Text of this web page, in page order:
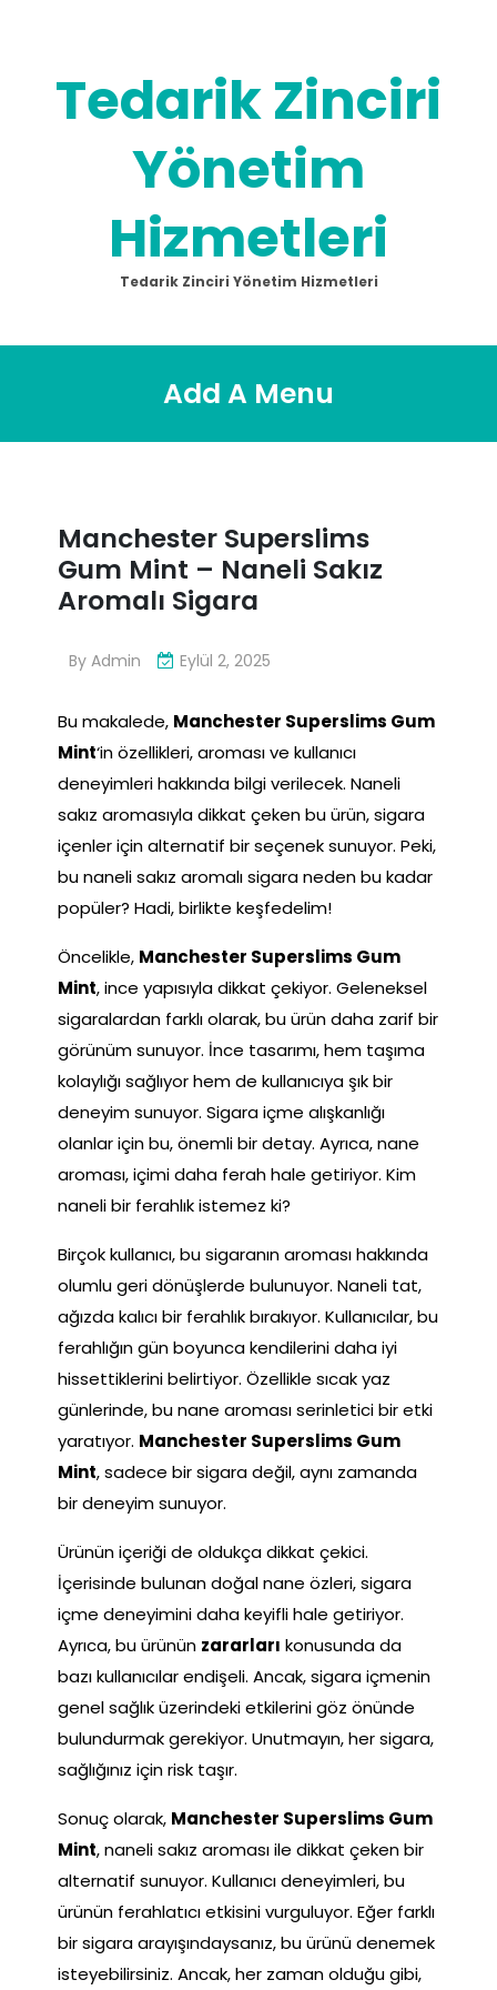
Tedarik Zinciri
Yönetim
Hizmetleri
Tedarik Zinciri Yönetim Hizmetleri
Add A Menu
Manchester Superslims
Gum Mint – Naneli Sakız
Aromalı Sigara
By Admin Eylül 2, 2025
Bu makalede, Manchester Superslims Gum
Mint‘in özellikleri, aroması ve kullanıcı
deneyimleri hakkında bilgi verilecek. Naneli
sakız aromasıyla dikkat çeken bu ürün, sigara
içenler için alternatif bir seçenek sunuyor. Peki,
bu naneli sakız aromalı sigara neden bu kadar
popüler? Hadi, birlikte keşfedelim!
Öncelikle, Manchester Superslims Gum
Mint, ince yapısıyla dikkat çekiyor. Geleneksel
sigaralardan farklı olarak, bu ürün daha zarif bir
görünüm sunuyor. İnce tasarımı, hem taşıma
kolaylığı sağlıyor hem de kullanıcıya şık bir
deneyim sunuyor. Sigara içme alışkanlığı
olanlar için bu, önemli bir detay. Ayrıca, nane
aroması, içimi daha ferah hale getiriyor. Kim
naneli bir ferahlık istemez ki?
Birçok kullanıcı, bu sigaranın aroması hakkında
olumlu geri dönüşlerde bulunuyor. Naneli tat,
ağızda kalıcı bir ferahlık bırakıyor. Kullanıcılar, bu
ferahlığın gün boyunca kendilerini daha iyi
hissettiklerini belirtiyor. Özellikle sıcak yaz
günlerinde, bu nane aroması serinletici bir etki
yaratıyor. Manchester Superslims Gum
Mint, sadece bir sigara değil, aynı zamanda
bir deneyim sunuyor.
Ürünün içeriği de oldukça dikkat çekici.
İçerisinde bulunan doğal nane özleri, sigara
içme deneyimini daha keyifli hale getiriyor.
Ayrıca, bu ürünün zararları konusunda da
bazı kullanıcılar endişeli. Ancak, sigara içmenin
genel sağlık üzerindeki etkilerini göz önünde
bulundurmak gerekiyor. Unutmayın, her sigara,
sağlığınız için risk taşır.
Sonuç olarak, Manchester Superslims Gum
Mint, naneli sakız aroması ile dikkat çeken bir
alternatif sunuyor. Kullanıcı deneyimleri, bu
ürünün ferahlatıcı etkisini vurguluyor. Eğer farklı
bir sigara arayışındaysanız, bu ürünü denemek
isteyebilirsiniz. Ancak, her zaman olduğu gibi,